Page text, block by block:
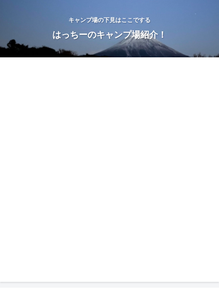
キャンプ場の下見はここでする
はっちーのキャンプ場紹介！